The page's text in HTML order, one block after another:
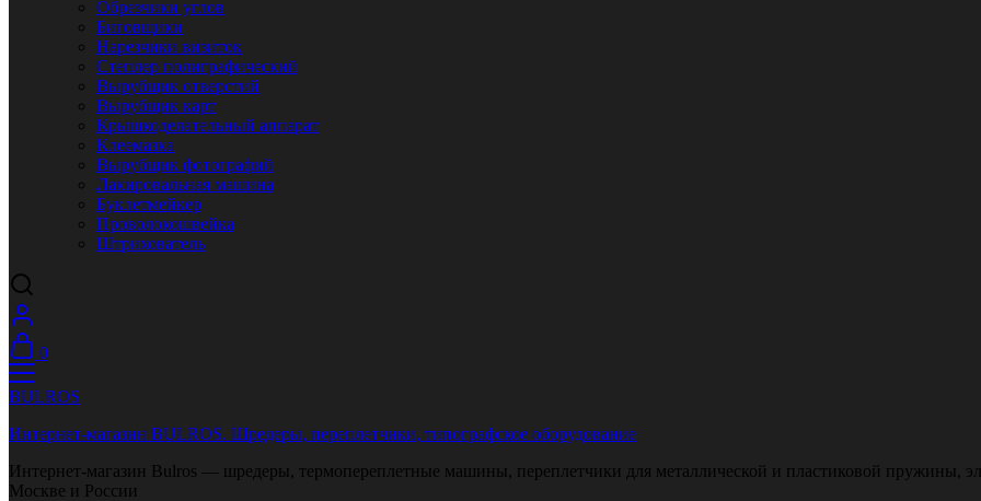
Обрезчики углов
Биговщики
Нарезчики визиток
Степлер полиграфический
Вырубщик отверстий
Вырубщик карт
Крышкоделательный аппарат
Клеемазка
Вырубщик фотографий
Лакировальная машина
Буклетмейкер
Проволокошвейка
Штрихователь
0
BULROS
Интернет-магазин BULROS. Шредеры, переплетчики, типографское оборудование
Интернет-магазин Bulros — шредеры, термопереплетные машины, переплетчики для металлической и пластиковой пружины,
Москве и России